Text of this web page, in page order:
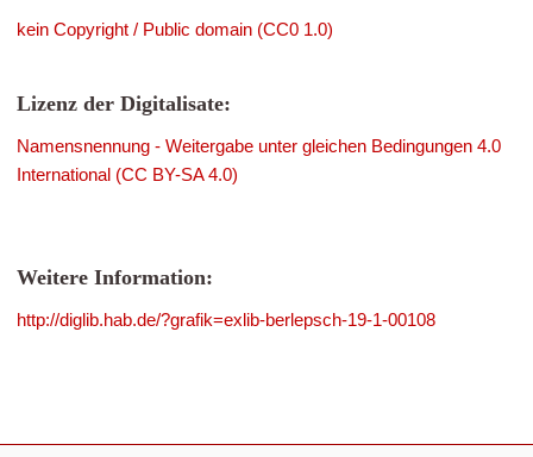
kein Copyright / Public domain (CC0 1.0)
Lizenz der Digitalisate:
Namensnennung - Weitergabe unter gleichen Bedingungen 4.0
International (CC BY-SA 4.0)
Weitere Information:
http://diglib.hab.de/?grafik=exlib-berlepsch-19-1-00108